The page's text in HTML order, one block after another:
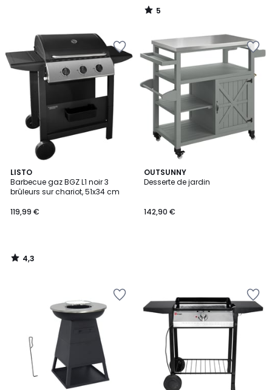
5
/
LISTO
Barbecue gaz BGZ L1 noir 3
brûleurs sur chariot, 51x34 cm
119,99 €
4,3
/ 5
4,3
/
OUTSUNNY
Desserte de jardin
142,90 €